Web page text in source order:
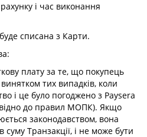
і час виконання
списана з Карти.
плату за те, що покупець
тих випадків, коли
і це було погоджено з Paysera
до правил МОПК). Якщо
законодавством, вона
Транзакції, і не може бути